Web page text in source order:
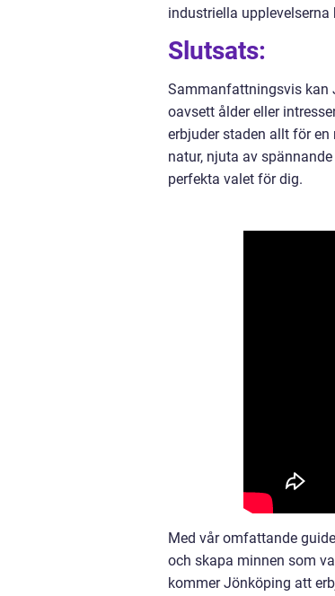
industriella
Slutsats:
Sammanfattningsvis kan
oavsett ålder eller
erbjuder staden allt för
natur, njuta av
perfekta valet för dig.
Med vår omfattande
och skapa minnen som
kommer Jönköping att